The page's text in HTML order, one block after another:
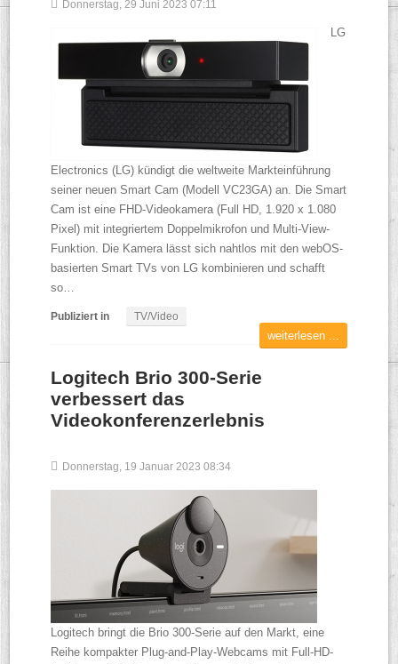
Donnerstag, 29 Juni 2023 07:11
LG
Electronics (LG) kündigt die weltweite Markteinführung
seiner neuen Smart Cam (Modell VC23GA) an. Die Smart
Cam ist eine FHD-Videokamera (Full HD, 1.920 x 1.080
Pixel) mit integriertem Doppelmikrofon und Multi-View-
Funktion. Die Kamera lässt sich nahtlos mit den webOS-
basierten Smart TVs von LG kombinieren und schafft
so…
Publiziert in TV/Video
weiterlesen ...
Logitech Brio 300-Serie
verbessert das
Videokonferenzerlebnis
Donnerstag, 19 Januar 2023 08:34
Logitech bringt die Brio 300-Serie auf den Markt, eine
Reihe kompakter Plug-and-Play-Webcams mit Full-HD-